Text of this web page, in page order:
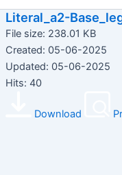
Literal_a2-
File size: 238.01 KB
Created: 05-06-2025
Updated: 05-06-2025
Hits: 40
Download